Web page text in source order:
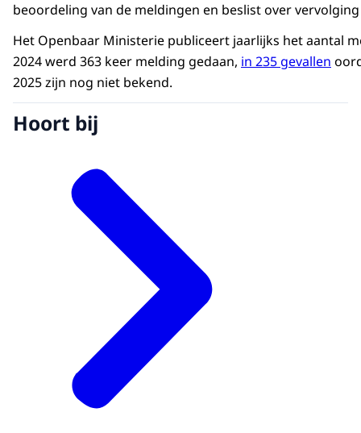
beoordeling van de meldingen en beslist over
Het Openbaar Ministerie publiceert jaarlijks het aantal
2024 werd 363 keer melding gedaan, in 235 gevallen
2025 zijn nog niet bekend.
Hoort bij